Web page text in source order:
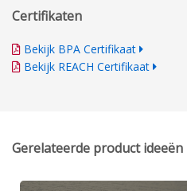
Certifikaten
Bekijk BPA Certifikaat
Bekijk REACH Certifikaat
Gerelateerde product ideeën